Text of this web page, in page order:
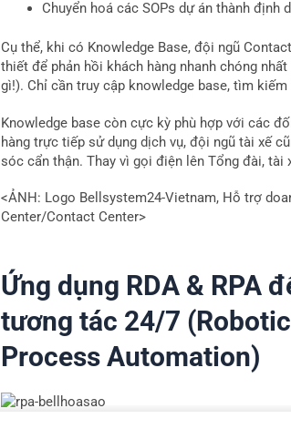
Chuyển hoá các SOPs dự án thành định
Cụ thể, khi có Knowledge Base, đội ngũ
thiết để phản hồi khách hàng nhanh chóng
gì!). Chỉ cần truy cập knowledge base, tìm
Knowledge base còn cực kỳ phù hợp với các
hàng trực tiếp sử dụng dịch vụ, đội ngũ tài xế
sóc cẩn thận. Thay vì gọi điện lên Tổng đài,
<ẢNH: Logo Bellsystem24-Vietnam, Hỗ trợ
Center/Contact Center>
Ứng dụng RDA & RPA
tương tác 24/7
Process Automation)